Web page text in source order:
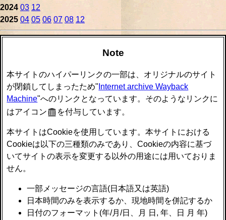
2024 03 12
2025 04 05 06 07 08 12
Note
本サイトのハイパーリンクの一部は、オリジナルのサイト
が閉鎖してしまったため" Internet archive Wayback
Machine"へのリンクとなっています。そのようなリンクに
はアイコン
を付与しています。
本サイトはCookieを使用しています。本サイトにおける
Cookieは以下の三種類のみであり、Cookieの内容に基づ
いてサイトの表示を変更する以外の用途には用いておりま
せん。
一部メッセージの言語(日本語又は英語)
日本時間のみを表示するか、現地時間を併記するか
日付のフォーマット(年/月/日、月 日, 年、日 月 年)